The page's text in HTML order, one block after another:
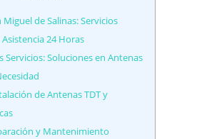
de Salinas: Servicios
24 Horas
Servicios: Soluciones en Antenas
de Antenas TDT y
y Mantenimiento